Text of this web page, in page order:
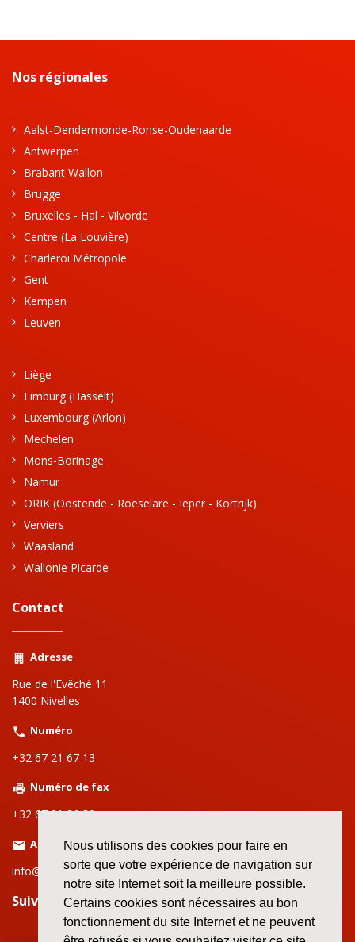
Nous utilisons des cookies pour faire en
sorte que votre expérience de navigation sur
notre site Internet soit la meilleure possible.
Certains cookies sont nécessaires au bon
fonctionnement du site Internet et ne peuvent
Nos régionales
Aalst-Dendermonde-Ronse-Oudenaarde
Antwerpen
Brabant Wallon
Brugge
Bruxelles - Hal - Vilvorde
Centre (La Louvière)
Charleroi Métropole
Gent
Kempen
Leuven
Liège
Limburg (Hasselt)
Luxembourg (Arlon)
Mechelen
Mons-Borinage
Namur
ORIK (Oostende - Roeselare - Ieper - Kortrijk)
Verviers
Waasland
Wallonie Picarde
Contact
Adresse
Rue de l'Evêché 11
1400 Nivelles
Numéro
+32 67 21 67 13
Numéro de fax
+32 67 21 86 80
Adresse email
info@setcabw.org
Suivez nous sur le web!